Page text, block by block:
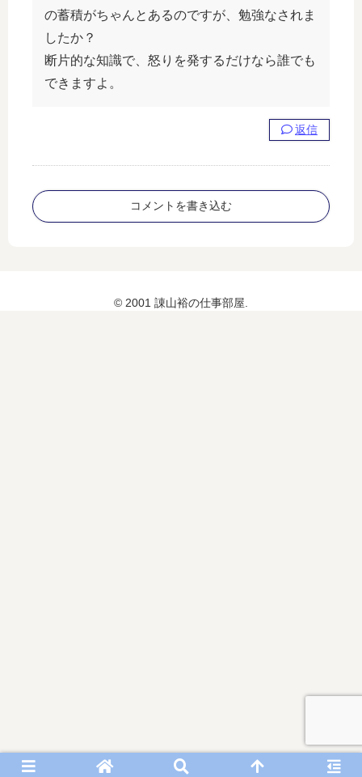
の蓄積がちゃんとあるのですが、勉強なされま
したか？
断片的な知識で、怒りを発するだけなら誰でも
できますよ。
返信
コメントを書き込む
© 2001 諌山裕の仕事部屋.